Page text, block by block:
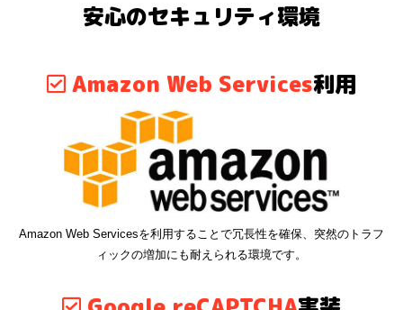
安心のセキュリティ環境
Amazon Web Services利用
Amazon Web Servicesを利用することで冗長性を確保、突然のトラフ
ィックの増加にも耐えられる環境です。